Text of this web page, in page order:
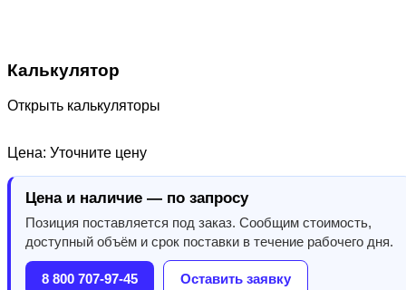
Калькулятор
Открыть калькуляторы
Цена: Уточните цену
Цена и наличие — по запросу
Позиция поставляется под заказ. Сообщим стоимость,
доступный объём и срок поставки в течение рабочего дня.
8 800 707-97-45 Оставить заявку